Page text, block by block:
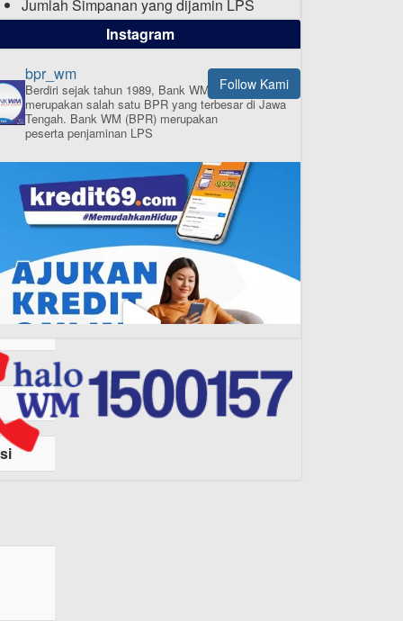
Jumlah Simpanan yang dijamin LPS
maksimal sampai dengan 2 Milyar Rupiah
per nasabah dalam satu bank
ISI APLIKASI SEKARANG
Instagram
Follow Kami
bpr_wm
Berdiri sejak tahun 1989, Bank WM (BPR)
merupakan salah satu BPR yang terbesar di Jawa
Tengah. Bank WM (BPR) merupakan
peserta penjaminan LPS